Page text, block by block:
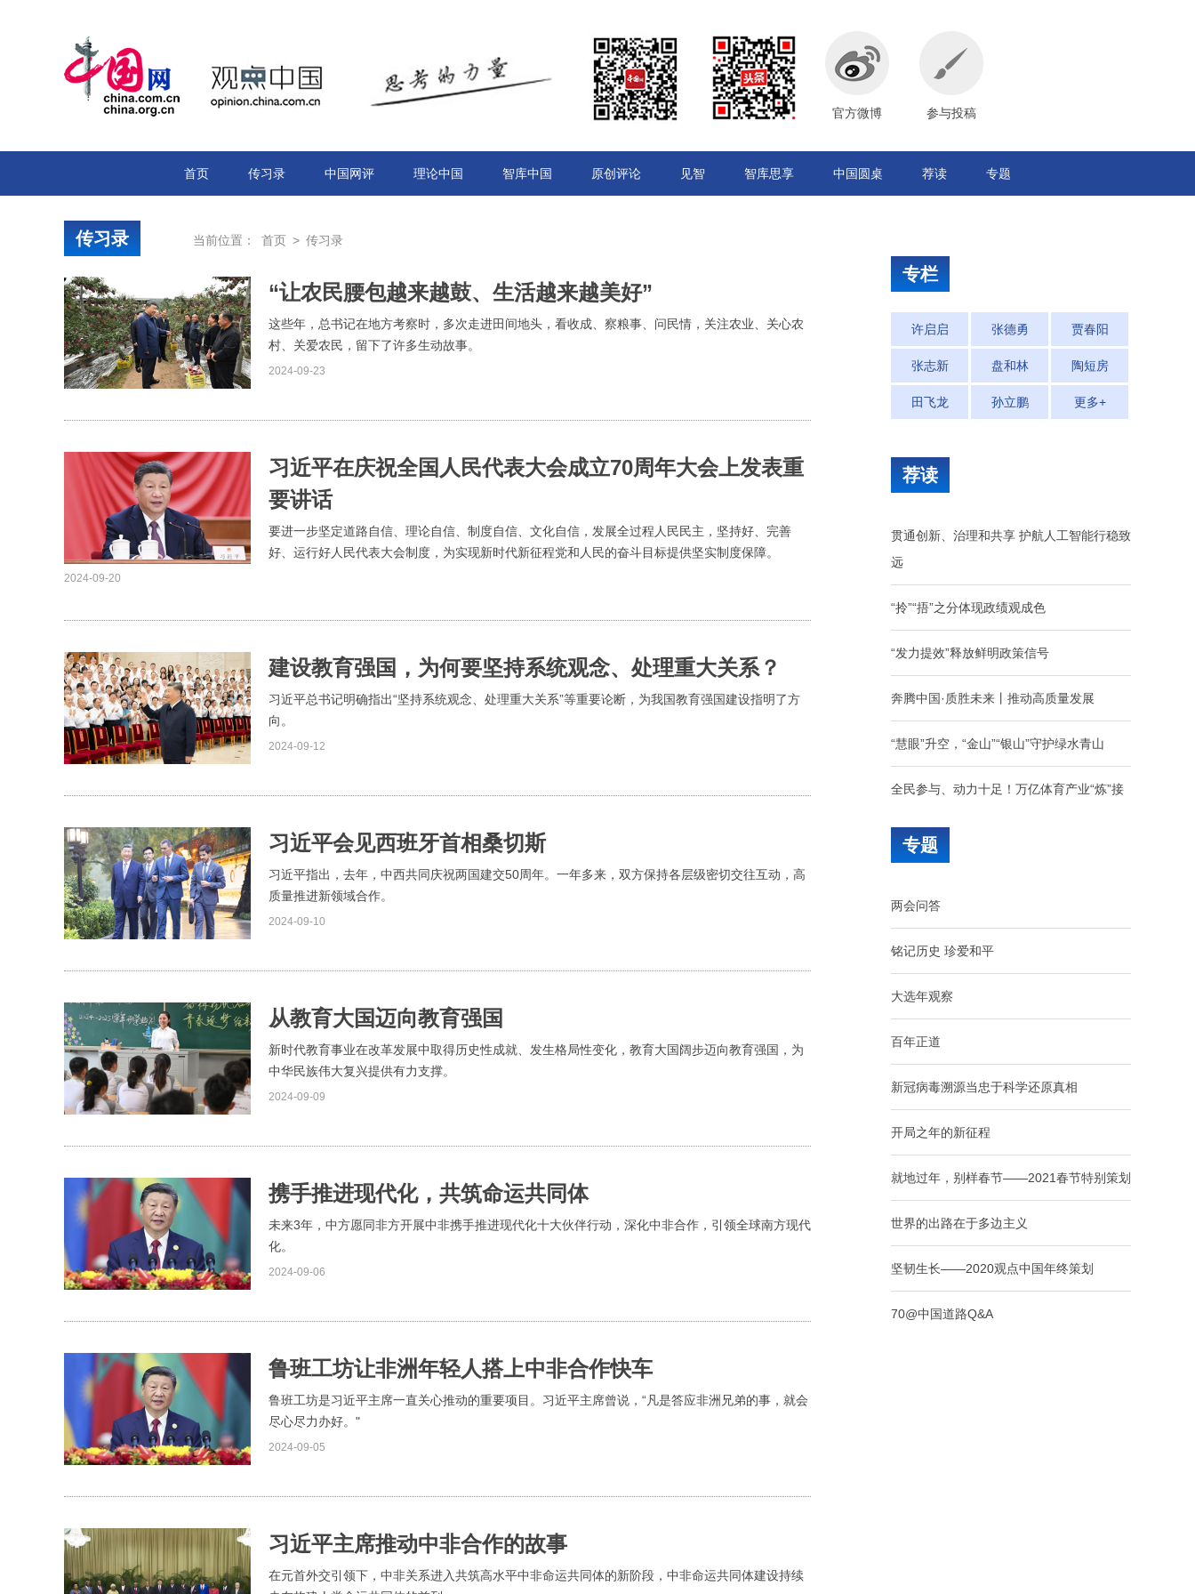
官方微博 参与投稿
首页 传习录 中国网评 理论中国 智库中国 原创评论 见智 智库思享 中国圆桌 荐读 专题
传习录 当前位置： 首页 > 传习录
“让农民腰包越来越鼓、生活越来越美好”
这些年，总书记在地方考察时，多次走进田间地头，看收成、察粮事、问民情，关注农业、关心农
村、关爱农民，留下了许多生动故事。
2024-09-23
习近平在庆祝全国人民代表大会成立70周年大会上发表重
要讲话
要进一步坚定道路自信、理论自信、制度自信、文化自信，发展全过程人民民主，坚持好、完善
好、运行好人民代表大会制度，为实现新时代新征程党和人民的奋斗目标提供坚实制度保障。
2024-09-20
建设教育强国，为何要坚持系统观念、处理重大关系？
习近平总书记明确指出“坚持系统观念、处理重大关系”等重要论断，为我国教育强国建设指明了方
向。
2024-09-12
习近平会见西班牙首相桑切斯
习近平指出，去年，中西共同庆祝两国建交50周年。一年多来，双方保持各层级密切交往互动，高
质量推进新领域合作。
2024-09-10
从教育大国迈向教育强国
新时代教育事业在改革发展中取得历史性成就、发生格局性变化，教育大国阔步迈向教育强国，为
中华民族伟大复兴提供有力支撑。
2024-09-09
携手推进现代化，共筑命运共同体
未来3年，中方愿同非方开展中非携手推进现代化十大伙伴行动，深化中非合作，引领全球南方现代
化。
2024-09-06
鲁班工坊让非洲年轻人搭上中非合作快车
鲁班工坊是习近平主席一直关心推动的重要项目。习近平主席曾说，“凡是答应非洲兄弟的事，就会
尽心尽力办好。"
2024-09-05
习近平主席推动中非合作的故事
在元首外交引领下，中非关系进入共筑高水平中非命运共同体的新阶段，中非命运共同体建设持续
专栏
许启启 张德勇 贾春阳
张志新 盘和林 陶短房
田飞龙 孙立鹏 更多+
荐读
贯通创新、治理和共享 护航人工智能行稳致
远
“拎”“捂”之分体现政绩观成色
“发力提效”释放鲜明政策信号
奔腾中国·质胜未来丨推动高质量发展
“慧眼”升空，“金山”“银山”守护绿水青山
全民参与、动力十足！万亿体育产业“炼”接
各地聚力攻坚 护航高校毕业生走稳就业路
3014.9亿斤打底，“大国粮仓”的秋收底气从
何而来
多地向县放权 激活发展一池春水
如果AI能拿菲尔兹奖，人类还剩下什么
专题
两会问答
铭记历史 珍爱和平
大选年观察
百年正道
新冠病毒溯源当忠于科学还原真相
开局之年的新征程
就地过年，别样春节——2021春节特别策划
世界的出路在于多边主义
坚韧生长——2020观点中国年终策划
70@中国道路Q&A